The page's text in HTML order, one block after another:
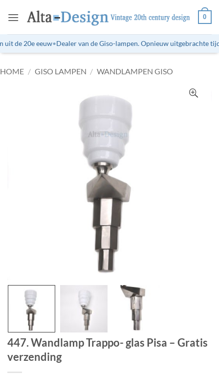
naar
0
de 20e eeuw•Dealer van de Giso-lampen. Opnieuw uitgebrachte
HOME / GISO LAMPEN / WANDLAMPEN GISO
447. Wandlamp Trappo- glas Pisa – Gratis
verzending